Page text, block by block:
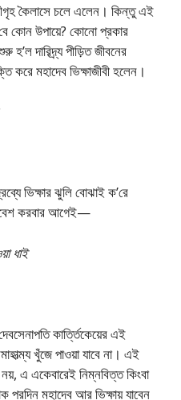
কৈলাসে চলে এলেন। কিন্তু এই
কোন উপায়ে? কোনো প্রকার
হ’ল দারিদ্র্য পীড়িত জীবনের
করে মহাদেব ভিক্ষাজীবী হলেন।
ভিক্ষার ঝুলি বোঝাই ক’রে
করবার আগেই—
ধাই
কার্ত্তিকেয়ের এই
খুঁজে পাওয়া যাবে না। এই
এ একেবারেই নিম্নবিত্ত কিংবা
পরদিন মহাদেব আর ভিক্ষায় যাবেন